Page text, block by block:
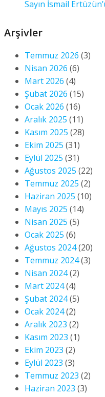
Sayın İsmail
Arşivler
Temmuz 2026 (3)
Nisan 2026 (6)
Mart 2026 (4)
Şubat 2026 (15)
Ocak 2026 (16)
Aralık 2025 (11)
Kasım 2025 (28)
Ekim 2025 (31)
Eylül 2025 (31)
Ağustos 2025 (22)
Temmuz 2025 (2)
Haziran 2025 (10)
Mayıs 2025 (14)
Nisan 2025 (5)
Ocak 2025 (6)
Ağustos 2024(20)
Temmuz 2024(3)
Nisan 2024(2)
Mart 2024(4)
Şubat 2024(5)
Ocak 2024(2)
Aralık 2023 (2)
Kasım 2023 (1)
Ekim 2023 (2)
Eylül 2023 (3)
Temmuz 2023 (2)
Haziran 2023 (3)